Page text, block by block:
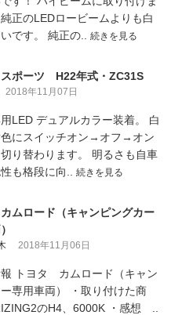
正のLEDロービームよりも白
です。 純正の.. 続きを見る
スポーツ H22年式・ZC31S
2018年11月07日
LED デュアルカラー装着。 白
色にスイッチオン→オフ→オン
り替わります。 明るさも自車
も格段に向.. 続きを見る
ムロード（キャンピングカー
2018年11月06日
報 トヨタ カムロード（キャン
専用車両） ・取り付けた商
のH4、6000K ・感想 ..